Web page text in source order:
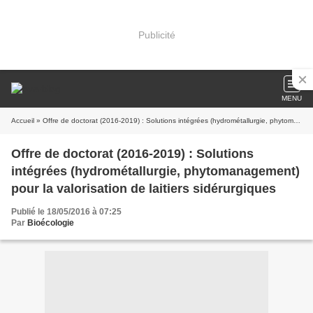
Publicité
MENU
Accueil » Offre de doctorat (2016-2019) : Solutions intégrées (hydrométallurgie, phytomanagement) pour la valorisation de laitiers sidérurgiques
Offre de doctorat (2016-2019) : Solutions
intégrées (hydrométallurgie, phytomanagement)
pour la valorisation de laitiers sidérurgiques
Publié le 18/05/2016 à 07:25
Par Bioécologie